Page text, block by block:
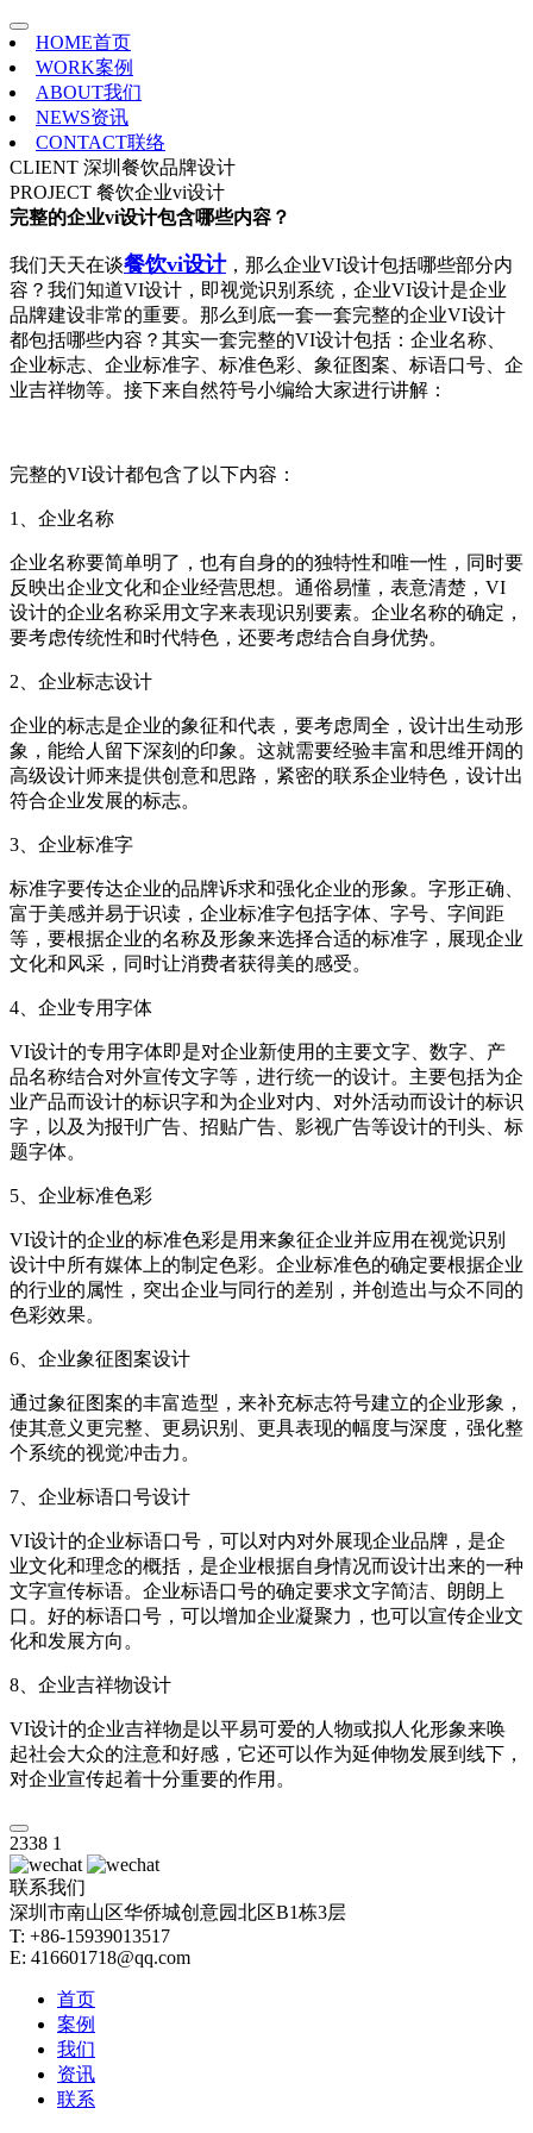
HOME首页
WORK案例
ABOUT我们
NEWS资讯
CONTACT联络
CLIENT 深圳餐饮品牌设计
PROJECT 餐饮企业vi设计
完整的企业vi设计包含哪些内容？
我们天天在谈餐饮vi设计，那么企业VI设计包括哪些部分内
容？我们知道VI设计，即视觉识别系统，企业VI设计是企业
品牌建设非常的重要。那么到底一套一套完整的企业VI设计
都包括哪些内容？其实一套完整的VI设计包括：企业名称、
企业标志、企业标准字、标准色彩、象征图案、标语口号、企
业吉祥物等。接下来自然符号小编给大家进行讲解：
完整的VI设计都包含了以下内容：
1、企业名称
企业名称要简单明了，也有自身的的独特性和唯一性，同时要
反映出企业文化和企业经营思想。通俗易懂，表意清楚，VI
设计的企业名称采用文字来表现识别要素。企业名称的确定，
要考虑传统性和时代特色，还要考虑结合自身优势。
2、企业标志设计
企业的标志是企业的象征和代表，要考虑周全，设计出生动形
象，能给人留下深刻的印象。这就需要经验丰富和思维开阔的
高级设计师来提供创意和思路，紧密的联系企业特色，设计出
符合企业发展的标志。
3、企业标准字
标准字要传达企业的品牌诉求和强化企业的形象。字形正确、
富于美感并易于识读，企业标准字包括字体、字号、字间距
等，要根据企业的名称及形象来选择合适的标准字，展现企业
文化和风采，同时让消费者获得美的感受。
4、企业专用字体
VI设计的专用字体即是对企业新使用的主要文字、数字、产
品名称结合对外宣传文字等，进行统一的设计。主要包括为企
业产品而设计的标识字和为企业对内、对外活动而设计的标识
字，以及为报刊广告、招贴广告、影视广告等设计的刊头、标
题字体。
5、企业标准色彩
VI设计的企业的标准色彩是用来象征企业并应用在视觉识别
设计中所有媒体上的制定色彩。企业标准色的确定要根据企业
的行业的属性，突出企业与同行的差别，并创造出与众不同的
色彩效果。
6、企业象征图案设计
通过象征图案的丰富造型，来补充标志符号建立的企业形象，
使其意义更完整、更易识别、更具表现的幅度与深度，强化整
个系统的视觉冲击力。
7、企业标语口号设计
VI设计的企业标语口号，可以对内对外展现企业品牌，是企
业文化和理念的概括，是企业根据自身情况而设计出来的一种
文字宣传标语。企业标语口号的确定要求文字简洁、朗朗上
口。好的标语口号，可以增加企业凝聚力，也可以宣传企业文
化和发展方向。
8、企业吉祥物设计
VI设计的企业吉祥物是以平易可爱的人物或拟人化形象来唤
起社会大众的注意和好感，它还可以作为延伸物发展到线下，
对企业宣传起着十分重要的作用。
2338 1
联系我们
深圳市南山区华侨城创意园北区B1栋3层
T: +86-15939013517
E: 416601718@qq.com
首页
案例
我们
资讯
联系